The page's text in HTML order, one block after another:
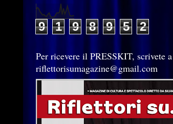
9 1 9 8 9 5 2
Per ricevere il PRESSKIT, scrivete a
riflettorisumagazine@gmail.com